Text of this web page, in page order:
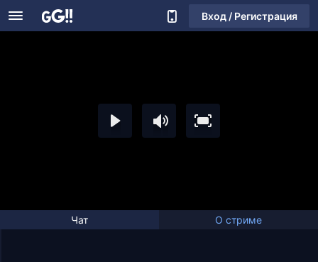
Вход / Регистрация
Чат О стриме